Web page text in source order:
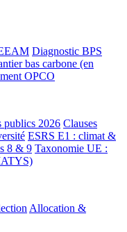
Diagnostic BPS
bas carbone (en
OPCO
publics 2026 Clauses
ESRS E1 : climat &
8 & 9 Taxonomie UE :
Allocation &